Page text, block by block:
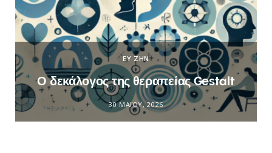
ΕΥ ΖΗΝ
Ο δεκάλογος της θεραπείας Gestalt
30 ΜΑΪ́ΟΥ, 2026